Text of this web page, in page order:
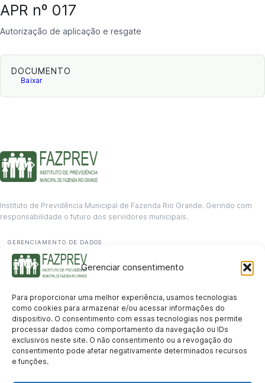
Gerenciar consentimento
Para proporcionar uma melhor experiência, usamos tecnologias
como cookies para armazenar e/ou acessar informações do
dispositivo. O consentimento com essas tecnologias nos permite
processar dados como comportamento da navegação ou IDs
exclusivos neste site. O não consentimento ou a revogação do
consentimento pode afetar negativamente determinados recursos
e funções.
APR nº 017
Autorização de aplicação e resgate
DOCUMENTO
Baixar
Instituto de Previdência Municipal de Fazenda Rio Grande. Gerindo com
responsabilidade o futuro dos servidores municipais.
GERENCIAMENTO DE DADOS
Departamento de informação
contato@fazprev.pr.gov.br
(41) 3995-2146
Serviços
Aposentadoria Pensão por Morte Benefício por Invalidez Auxílio Doença
Holerite Online Protocolo Online
Transparência
Portal da Transparência